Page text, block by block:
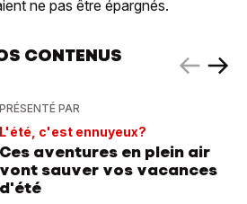
ne pas être épargnés.
CONTENUS
PRÉSENTÉ PAR
L'été, c'est ennuyeux?
Ces aventures en plein air
vont sauver vos vacances
d'été